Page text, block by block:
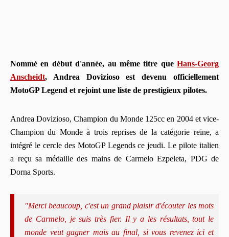
Nommé en début d'année, au même titre que Hans-Georg
Anscheidt, Andrea Dovizioso est devenu officiellement
MotoGP Legend et rejoint une liste de prestigieux pilotes.
Andrea Dovizioso, Champion du Monde 125cc en 2004 et vice-
Champion du Monde à trois reprises de la catégorie reine, a
intégré le cercle des MotoGP Legends ce jeudi. Le pilote italien
a reçu sa médaille des mains de Carmelo Ezpeleta, PDG de
Dorna Sports.
"Merci beaucoup, c'est un grand plaisir d'écouter les mots
de Carmelo, je suis très fier. Il y a les résultats, tout le
monde veut gagner mais au final, si vous revenez ici et